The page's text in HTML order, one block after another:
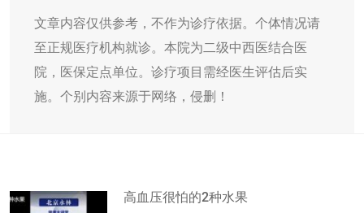
文章内容仅供参考，不作为诊疗依据。个体情况请
至正规医疗机构就诊。本院为二级中西医结合医
院，医保定点单位。诊疗项目需经医生评估后实
施。个别内容来源于网络，侵删！
高血压很怕的2种水果